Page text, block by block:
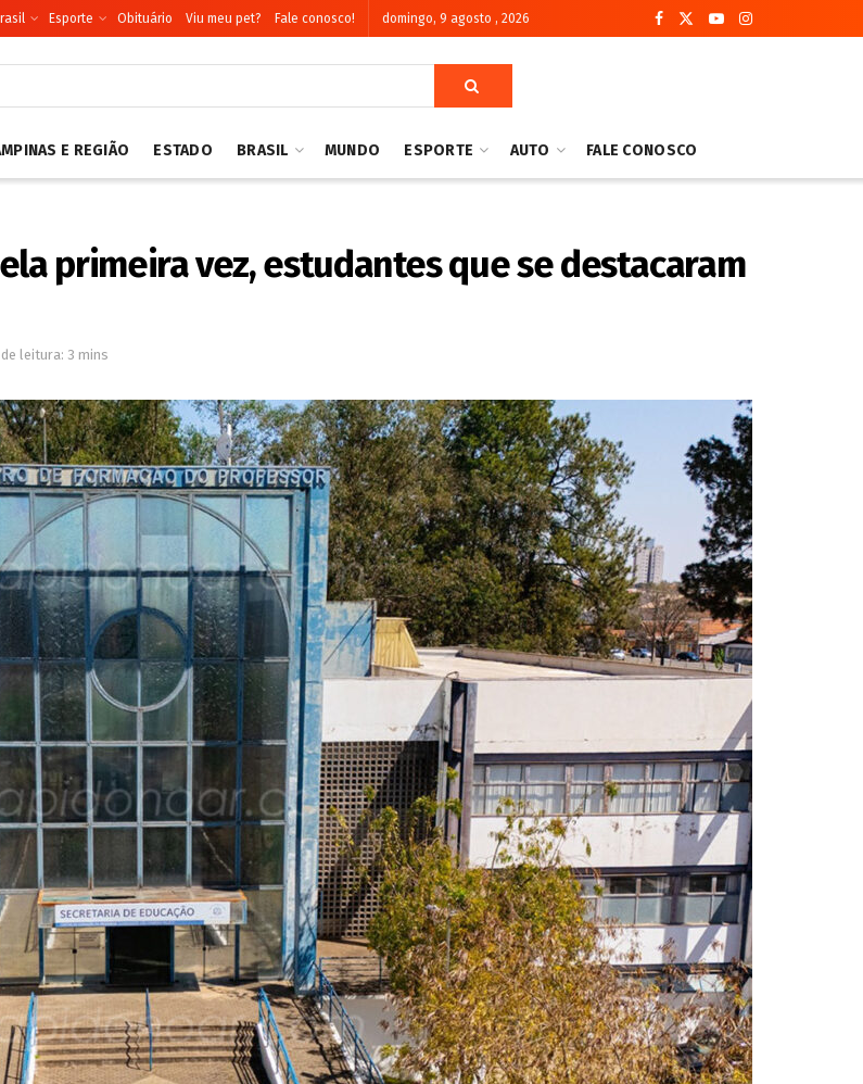
Esporte Obituário Viu meu pet? Fale conosco! domingo, 9 agosto , 2026
E REGIÃO ESTADO BRASIL MUNDO ESPORTE AUTO FALE CONOSCO
primeira vez, estudantes que se destacaram
leitura: 3 mins